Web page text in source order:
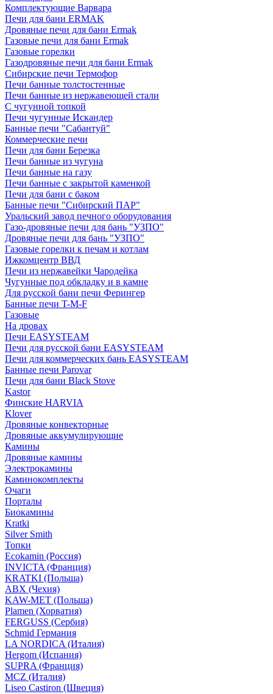
Комплектующие Варвара
Печи для бани ERMAK
Дровяные печи для бани Ermak
Газовые печи для бани Ermak
Газовые горелки
Газодровяные печи для бани Ermak
Сибирские печи Термофор
Печи банные толстостенные
Печи банные из нержавеющей стали
С чугунной топкой
Печи чугунные Искандер
Банные печи "Сабантуй"
Коммерческие печи
Печи для бани Березка
Печи банные из чугуна
Печи банные на газу
Печи банные с закрытой каменкой
Печи для бани с баком
Банные печи "Сибирский ПАР"
Уральский завод печного оборудования
Газо-дровяные печи для бань "УЗПО"
Дровяные печи для бань "УЗПО"
Газовые горелки к печам и котлам
Ижкомцентр ВВД
Печи из нержавейки Чародейка
Чугунные под обкладку и в камне
Для русской бани печи Ферингер
Банные печи T-M-F
Газовые
На дровах
Печи EASYSTEAM
Печи для русской бани EASYSTEAM
Печи для коммерческих бань EASYSTEAM
Банные печи Parovar
Печи для бани Black Stove
Kastor
Финские HARVIA
Klover
Дровяные конвекторные
Дровяные аккумулирующие
Камины
Дровяные камины
Электрокамины
Каминокомплекты
Очаги
Порталы
Биокамины
Kratki
Silver Smith
Топки
Ecokamin (Россия)
INVICTA (Франция)
KRATKI (Польша)
ABX (Чехия)
KAW-MET (Польша)
Plamen (Хорватия)
FERGUSS (Сербия)
Schmid Германия
LA NORDICA (Италия)
Hergom (Испания)
SUPRA (Франция)
MCZ (Италия)
Liseo Castiron (Швеция)